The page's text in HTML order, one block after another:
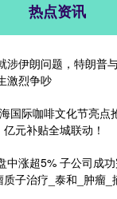
热点资讯
涉伊朗问题，特朗普
激烈争吵
国际咖啡文化节亮点
元补贴全城联动！
中涨超5% 子公司成
子治疗_泰和_肿瘤_